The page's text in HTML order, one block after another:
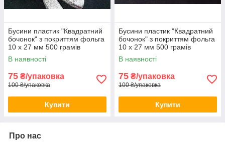
Бусини пластик "Квадратний
бочонок" з покриттям фольга
10 х 27 мм 500 грамів
В наявності
75 ₴/упаковка
100 ₴/упаковка
Купити
Бусини пластик "Квадратний
бочонок" з покриттям фольга
10 х 27 мм 500 грамів
В наявності
75 ₴/упаковка
100 ₴/упаковка
Купити
Про нас